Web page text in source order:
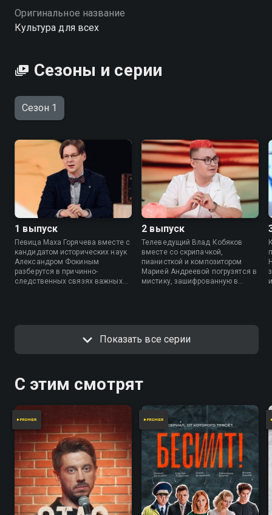
Оригинальное название
Культура для всех
Сезоны и серии
Сезон 1
1 выпуск
Певица Маха Горячева вместе с
кандидатом исторических наук
Александром Фокиным
разберутся в причинно-
следственных связях важных
2 выпуск
Телеведущий Влад Кобяков
вместе со скрипачкой,
пианисткой и композитором
Марией Андреевой погрузятся в
мистику, зашифрованную в
Показать все серии
С этим смотрят